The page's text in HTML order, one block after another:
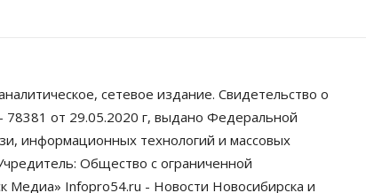
В Новосибирской
области резко сократился
грузооборот в автоперевозках
07 Августа 2026, 19:00
Общество
сетевое издание. Свидетельство о
от 29.05.2020 г, выдано Федеральной
информационных технологий и массовых
Общество с ограниченной
Медиа» Infopro54.ru - Новости Новосибирска и